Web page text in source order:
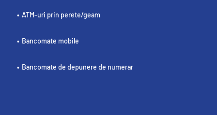
ATM-uri prin perete/geam
Bancomate mobile
Bancomate de depunere de numerar